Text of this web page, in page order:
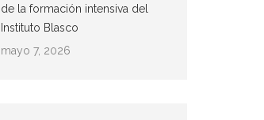
de la formación intensiva del
Instituto Blasco
mayo 7, 2026